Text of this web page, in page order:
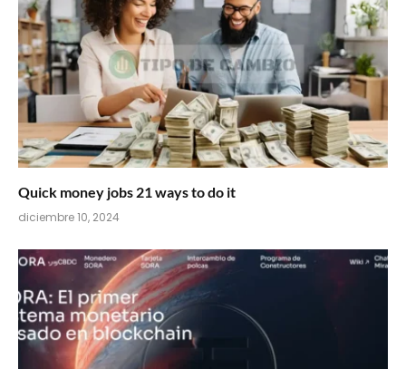
Quick money jobs 21 ways to do it
diciembre 10, 2024